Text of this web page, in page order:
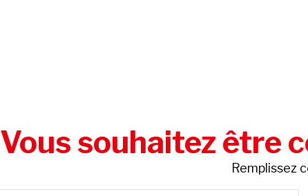
Vous souhaitez être
Remplissez